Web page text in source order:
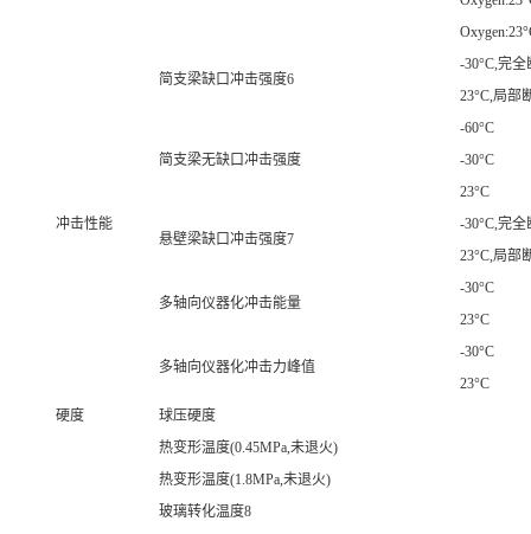
冲击性能
简支梁缺口冲击强度6
-30°C,完全
23°C,局部
简支梁无缺口冲击强度
-60°C
-30°C
23°C
悬壁梁缺口冲击强度7
-30°C,完全
23°C,局部
多轴向仪器化冲击能量
-30°C
23°C
多轴向仪器化冲击力峰值
-30°C
23°C
硬度
球压硬度
热变形温度(0.45MPa,未退火)
热变形温度(1.8MPa,未退火)
玻璃转化温度8